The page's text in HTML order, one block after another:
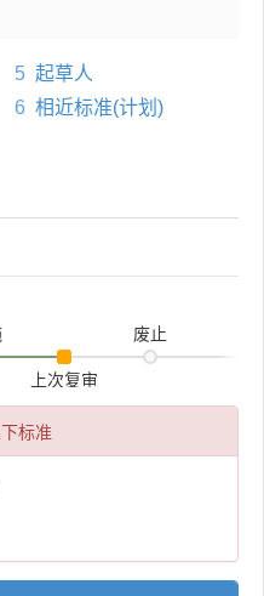
5 起草人
6 相近标准(计划)
上次复审
废止
标准